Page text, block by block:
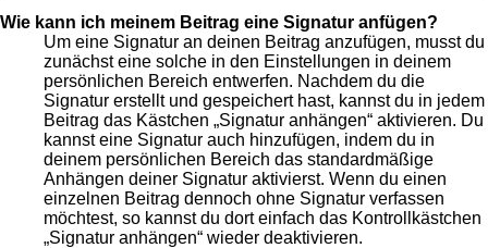
Wie kann ich meinem Beitrag eine Signatur anfügen?
Um eine Signatur an deinen Beitrag anzufügen, musst du
zunächst eine solche in den Einstellungen in deinem
persönlichen Bereich entwerfen. Nachdem du die
Signatur erstellt und gespeichert hast, kannst du in jedem
Beitrag das Kästchen „Signatur anhängen“ aktivieren. Du
kannst eine Signatur auch hinzufügen, indem du in
deinem persönlichen Bereich das standardmäßige
Anhängen deiner Signatur aktivierst. Wenn du einen
einzelnen Beitrag dennoch ohne Signatur verfassen
möchtest, so kannst du dort einfach das Kontrollkästchen
„Signatur anhängen“ wieder deaktivieren.